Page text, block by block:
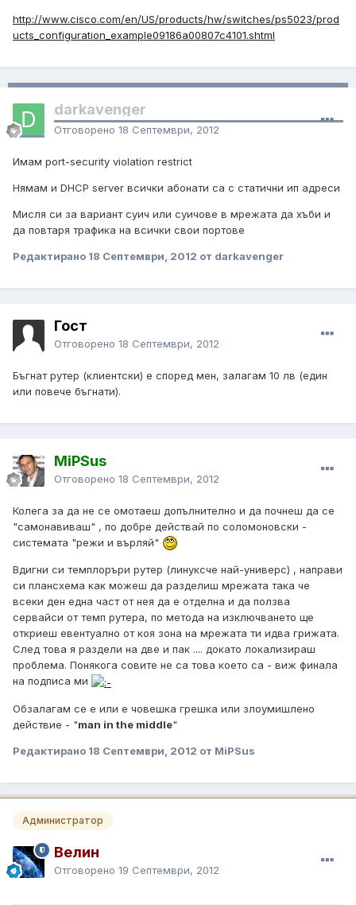
http://www.cisco.com/en/US/products/hw/switches/ps5023/prod
ucts_configuration_example09186a00807c4101.shtml
darkavenger
Отговорено 18 Септември, 2012
Имам port-security violation restrict
Нямам и DHCP server всички абонати са с статични ип адреси
Мисля си за вариант суич или суичове в мрежата да хъби и
да повтаря трафика на всички свои портове
Редактирано 18 Септември, 2012 от darkavenger
Гост
Отговорено 18 Септември, 2012
Бъгнат рутер (клиентски) е според мен, залагам 10 лв (един
или повече бъгнати).
MiPSus
Отговорено 18 Септември, 2012
Колега за да не се омотаеш допълнително и да почнеш да се
"самонавиваш" , по добре действай по соломоновски -
системата "режи и върляй"
Вдигни си темплоръри рутер (линуксче най-универс) , направи
си плансхема как можеш да разделиш мрежата така че
всеки ден една част от нея да е отделна и да ползва
сервайси от темп рутера, по метода на изключването ще
откриеш евентуално от коя зона на мрежата ти идва грижата.
След това я раздели на две и пак .... докато локализираш
проблема. Понякога совите не са това което са - виж финала
на подписа ми
Обзалагам се е или е човешка грешка или злоумишлено
действие - "man in the middle"
Редактирано 18 Септември, 2012 от MiPSus
Администратор
Велин
Отговорено 19 Септември, 2012